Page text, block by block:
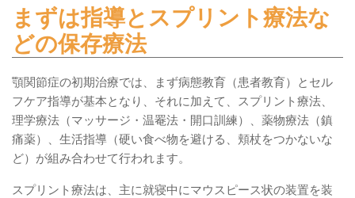
まずは指導とスプリント療法な
どの保存療法
顎関節症の初期治療では、まず病態教育（患者教育）とセル
フケア指導が基本となり、それに加えて、スプリント療法、
理学療法（マッサージ・温罨法・開口訓練）、薬物療法（鎮
痛薬）、生活指導（硬い食べ物を避ける、頬杖をつかないな
ど）が組み合わせて行われます。
スプリント療法は、主に就寝中にマウスピース状の装置を装